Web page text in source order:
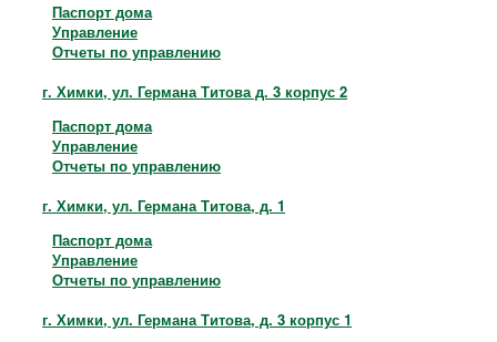
Паспорт дома
Управление
Отчеты по управлению
г. Химки, ул. Германа Титова д. 3 корпус 2
Паспорт дома
Управление
Отчеты по управлению
г. Химки, ул. Германа Титова, д. 1
Паспорт дома
Управление
Отчеты по управлению
г. Химки, ул. Германа Титова, д. 3 корпус 1